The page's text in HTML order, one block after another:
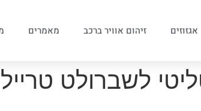
אגזוזים זיהום אוויר ברכב מאמרים
לשברולט טרייל